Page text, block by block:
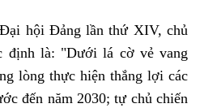
hội Đảng lần thứ XIV, chủ
định là: "Dưới lá cờ vẻ vang
lòng thực hiện thắng lợi các
đến năm 2030; tự chủ chiến